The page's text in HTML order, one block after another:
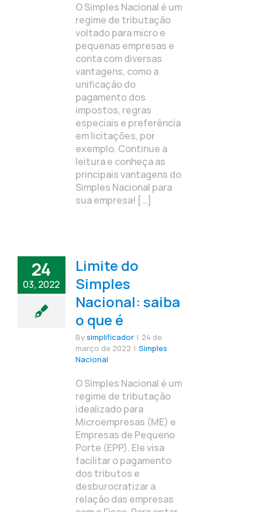
O Simples Nacional é um
regime de tributação
voltado para micro e
pequenas empresas e
conta com diversas
vantagens, como a
unificação do
pagamento dos
impostos, regras
especiais e preferência
em licitações, por
exemplo. Continue a
leitura e conheça as
principais vantagens do
Simples Nacional para
sua empresa! […]
24
03, 2022
Limite do
Simples
Nacional: saiba
o que é
Bysimplificador | 24 de
março de 2022 | Simples
Nacional
O Simples Nacional é um
regime de tributação
idealizado para
Microempresas (ME) e
Empresas de Pequeno
Porte (EPP). Ele visa
facilitar o pagamento
dos tributos e
desburocratizar a
relação das empresas